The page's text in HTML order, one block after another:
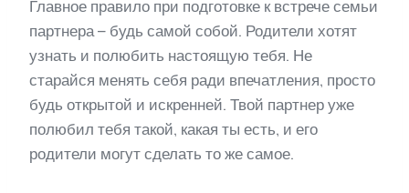
Главное правило при подготовке к встрече семьи
партнера – будь самой собой. Родители хотят
узнать и полюбить настоящую тебя. Не
старайся менять себя ради впечатления, просто
будь открытой и искренней. Твой партнер уже
полюбил тебя такой, какая ты есть, и его
родители могут сделать то же самое.